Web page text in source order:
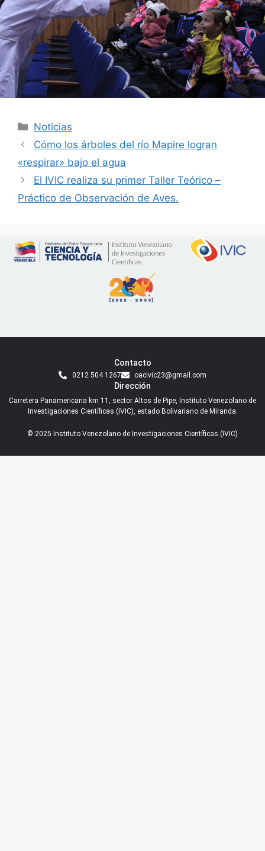
Noticias
Cómo los árboles del río Mapire logran
«respirar» bajo el agua
El IVIC realiza su primer Taller Teórico –
Práctico de Observación de Aves.
Contacto
0212 504 1267 oacivic23@gmail.com
Dirección
Carretera Panamericana km 11, sector Altos de Pipe, Instituto Venezolano de
Investigaciones Científicas (IVIC), estado Bolivariano de Miranda.
© 2025 Instituto Venezolano de Investigaciones Científicas (IVIC)